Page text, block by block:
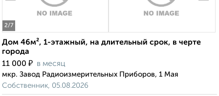
2/7
Дом 46м², 1-этажный, на длительный срок, в черте
города
11 000 ₽ в месяц
мкр. Завод Радиоизмерительных Приборов, 1 Мая
Собственник, 05.08.2026